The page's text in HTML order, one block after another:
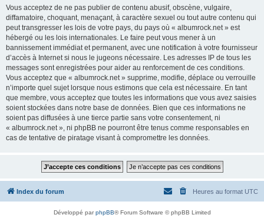
Vous acceptez de ne pas publier de contenu abusif, obscène, vulgaire,
diffamatoire, choquant, menaçant, à caractère sexuel ou tout autre contenu qui
peut transgresser les lois de votre pays, du pays où « albumrock.net » est
hébergé ou les lois internationales. Le faire peut vous mener à un
bannissement immédiat et permanent, avec une notification à votre fournisseur
d’accès à Internet si nous le jugeons nécessaire. Les adresses IP de tous les
messages sont enregistrées pour aider au renforcement de ces conditions.
Vous acceptez que « albumrock.net » supprime, modifie, déplace ou verrouille
n’importe quel sujet lorsque nous estimons que cela est nécessaire. En tant
que membre, vous acceptez que toutes les informations que vous avez saisies
soient stockées dans notre base de données. Bien que ces informations ne
soient pas diffusées à une tierce partie sans votre consentement, ni
« albumrock.net », ni phpBB ne pourront être tenus comme responsables en
cas de tentative de piratage visant à compromettre les données.
Index du forum Heures au format UTC
Développé parphpBB® Forum Software © phpBB Limited